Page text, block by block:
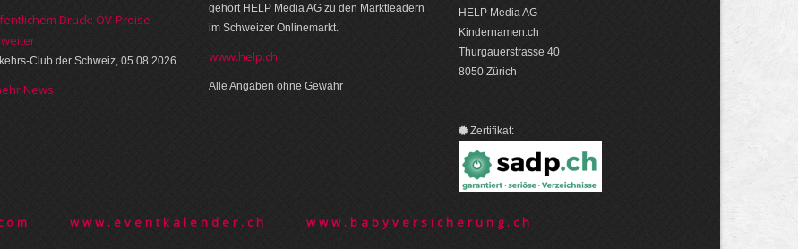
Druck: ÖV-Preise
Club der Schweiz, 05.08.2026
News
gehört HELP Media AG zu den Marktleadern
im Schweizer Onlinemarkt.
www.help.ch
Alle Angaben ohne Gewähr
HELP Media AG
Kindernamen.ch
Thurgauerstrasse 40
8050 Zürich
Zertifikat:
www.eventkalender.ch www.babyversicherung.ch